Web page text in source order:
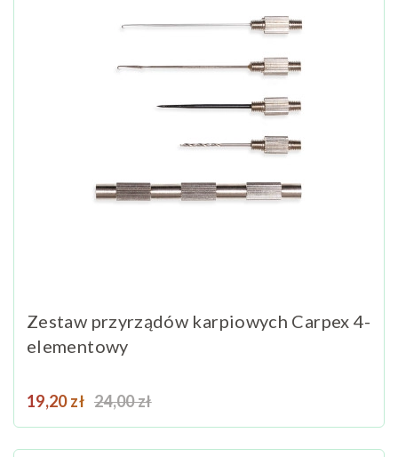
Zestaw przyrządów karpiowych Carpex 4-
elementowy
Cena
19,20 zł Cena podstawowa
24,00 zł